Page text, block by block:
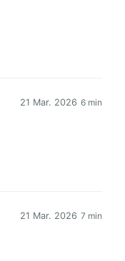
21 Mar. 2026 6 min
21 Mar. 2026 7 min